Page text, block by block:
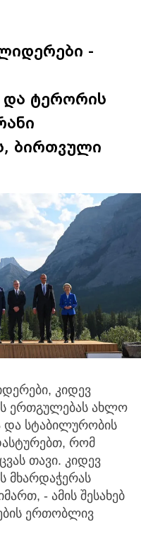
-
და ტერორის
ბირთვული
კიდევ
ერთგულებას ახლო
და სტაბილურობის
რომ
თავი. კიდევ
მხარდაჭერას
- ამის შესახებ
ერთობლივ